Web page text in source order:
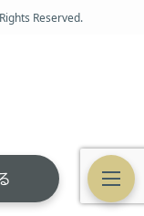
Reserved.